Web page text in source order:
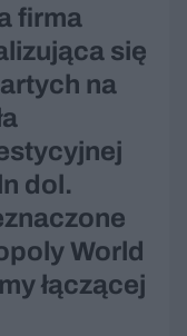
firma
się
na
dol.
World
łączącej